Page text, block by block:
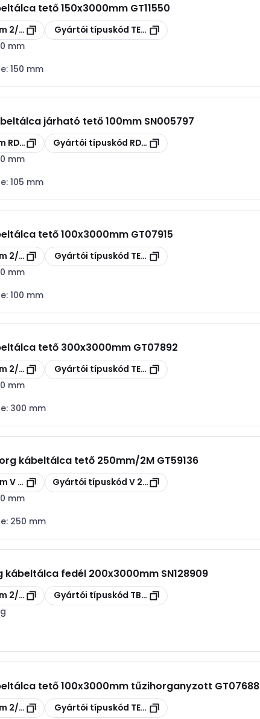
tető 150x3000mm GT11550
2/1313 Másolás
Gyártói típuskód TERE 150 GS
mm
150 mm
járható tető 100mm SN005797
RDVS 100Másolás
Gyártói típuskód RDVS100
mm
105 mm
tető 100x3000mm GT07915
2/1312 Másolás
Gyártói típuskód TERE 100 GS
mm
100 mm
tető 300x3000mm GT07892
2/1316 Másolás
Gyártói típuskód TERE 300 GS
mm
300 mm
kábeltálca tető 250mm/2M GT59136
V 250 S Másolás
Gyártói típuskód V 250 S
mm
250 mm
kábeltálca fedél 200x3000mm SN128909
2/10080Másolás
Gyártói típuskód TBPE 200 PVCM1UV 7035
tető 100x3000mm tűzihorganyzott GT07688
2/1321 Másolás
Gyártói típuskód TERE 100 GC